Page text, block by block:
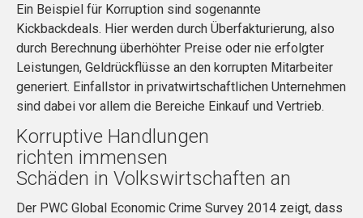
Ein Beispiel für Korruption sind sogenannte
Kickbackdeals. Hier werden durch Überfakturierung, also
durch Berechnung überhöhter Preise oder nie erfolgter
Leistungen, Geldrückflüsse an den korrupten Mitarbeiter
generiert. Einfallstor in privatwirtschaftlichen Unternehmen
sind dabei vor allem die Bereiche Einkauf und Vertrieb.
Korruptive Handlungen
richten immensen
Schäden in Volkswirtschaften an
Der PWC Global Economic Crime Survey 2014 zeigt, dass